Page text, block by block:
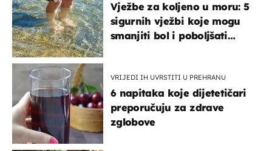
Vježbe za koljeno u moru: 5
sigurnih vježbi koje mogu
smanjiti bol i poboljšati
VRIJEDI IH UVRSTITI U PREHRANU
6 napitaka koje dijetetičari
preporučuju za zdrave
zglobove